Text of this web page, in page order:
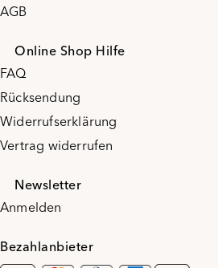
AGB
Online Shop Hilfe
FAQ
Rücksendung
Widerrufserklärung
Vertrag widerrufen
Newsletter
Anmelden
Bezahlanbieter